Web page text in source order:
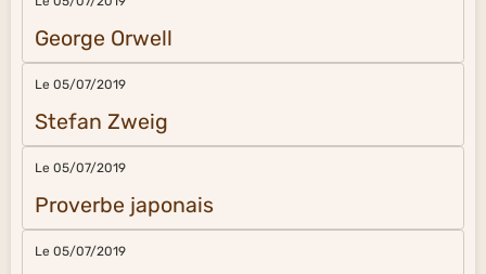
George Orwell
Le 05/07/2019
Stefan Zweig
Le 05/07/2019
Proverbe japonais
Le 05/07/2019